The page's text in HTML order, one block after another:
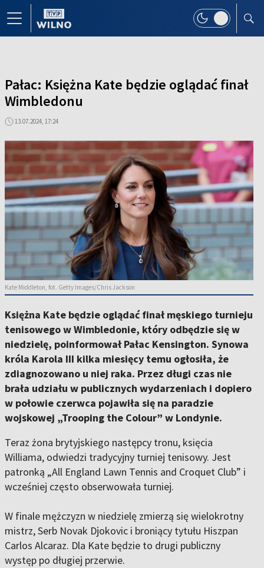
Pałac: Księżna Kate będzie oglądać finał
Wimbledonu
13.07.2024, 17:24
Kate Middleton, fot. Getty Images/Chris Jackson
Księżna Kate będzie oglądać finał męskiego turnieju
tenisowego w Wimbledonie, który odbędzie się w
niedzielę, poinformował Pałac Kensington. Synowa
króla Karola III kilka miesięcy temu ogłosiła, że
zdiagnozowano u niej raka. Przez długi czas nie
brała udziału w publicznych wydarzeniach i dopiero
w połowie czerwca pojawiła się na paradzie
wojskowej „Trooping the Colour” w Londynie.
Teraz żona brytyjskiego następcy tronu, księcia
Williama, odwiedzi tradycyjny turniej tenisowy. Jest
patronką „All England Lawn Tennis and Croquet Club” i
wcześniej często obserwowała turniej.
W finale mężczyzn w niedzielę zmierzą się wielokrotny
mistrz, Serb Novak Djokovic i broniący tytułu Hiszpan
Carlos Alcaraz. Dla Kate będzie to drugi publiczny
występ po długiej przerwie.